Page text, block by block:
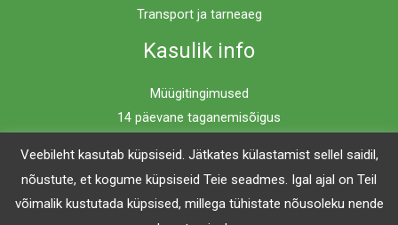
Transport ja tarneaeg
Kasulik info
Müügitingimused
14 päevane taganemisõigus
Copyright © 2026 Mööblimaailm | Powered by Mööblimaailm
Veebileht kasutab küpsiseid. Jätkates külastamist sellel saidil,
nõustute, et kogume küpsiseid Teie seadmes. Igal ajal on Teil
võimalik kustutada küpsised, millega tühistate nõusoleku nende